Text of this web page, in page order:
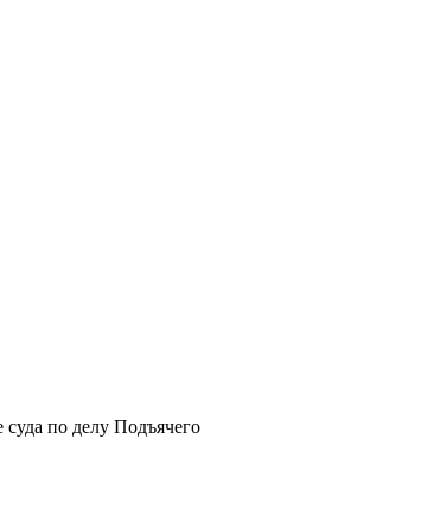
суда по делу Подъячего